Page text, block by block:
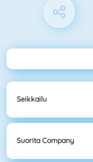
Seikkailu
Suorita Company